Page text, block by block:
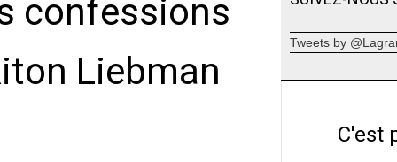
confessions
Liebman
Tweets by
C'est